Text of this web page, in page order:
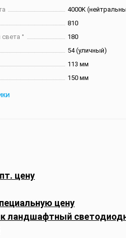
4000K
810
°
180
54 (уличный)
113 мм
150 мм
цену
цену